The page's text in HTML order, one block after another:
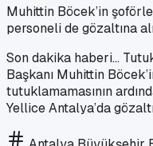
Muhittin Böcek’in
personeli de gözaltına
Son dakika haberi...
Başkanı Muhittin
tutuklamamasının
Yellice Antalya’da